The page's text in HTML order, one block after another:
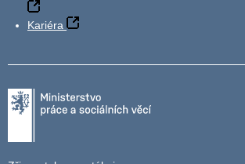
Kariéra